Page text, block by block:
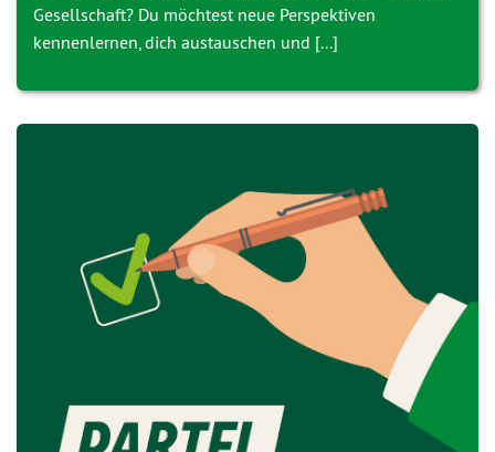
Gesellschaft? Du möchtest neue Perspektiven
kennenlernen, dich austauschen und [...]